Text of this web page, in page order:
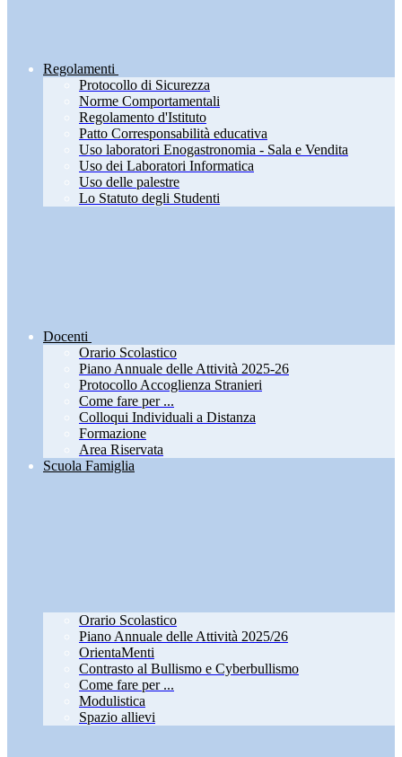
Regolamenti
Protocollo di Sicurezza
Norme Comportamentali
Regolamento d'Istituto
Patto Corresponsabilità educativa
Uso laboratori Enogastronomia - Sala e Vendita
Uso dei Laboratori Informatica
Uso delle palestre
Lo Statuto degli Studenti
Docenti
Orario Scolastico
Piano Annuale delle Attività 2025-26
Protocollo Accoglienza Stranieri
Come fare per ...
Colloqui Individuali a Distanza
Formazione
Area Riservata
Scuola Famiglia
Orario Scolastico
Piano Annuale delle Attività 2025/26
OrientaMenti
Contrasto al Bullismo e Cyberbullismo
Come fare per ...
Modulistica
Spazio allievi